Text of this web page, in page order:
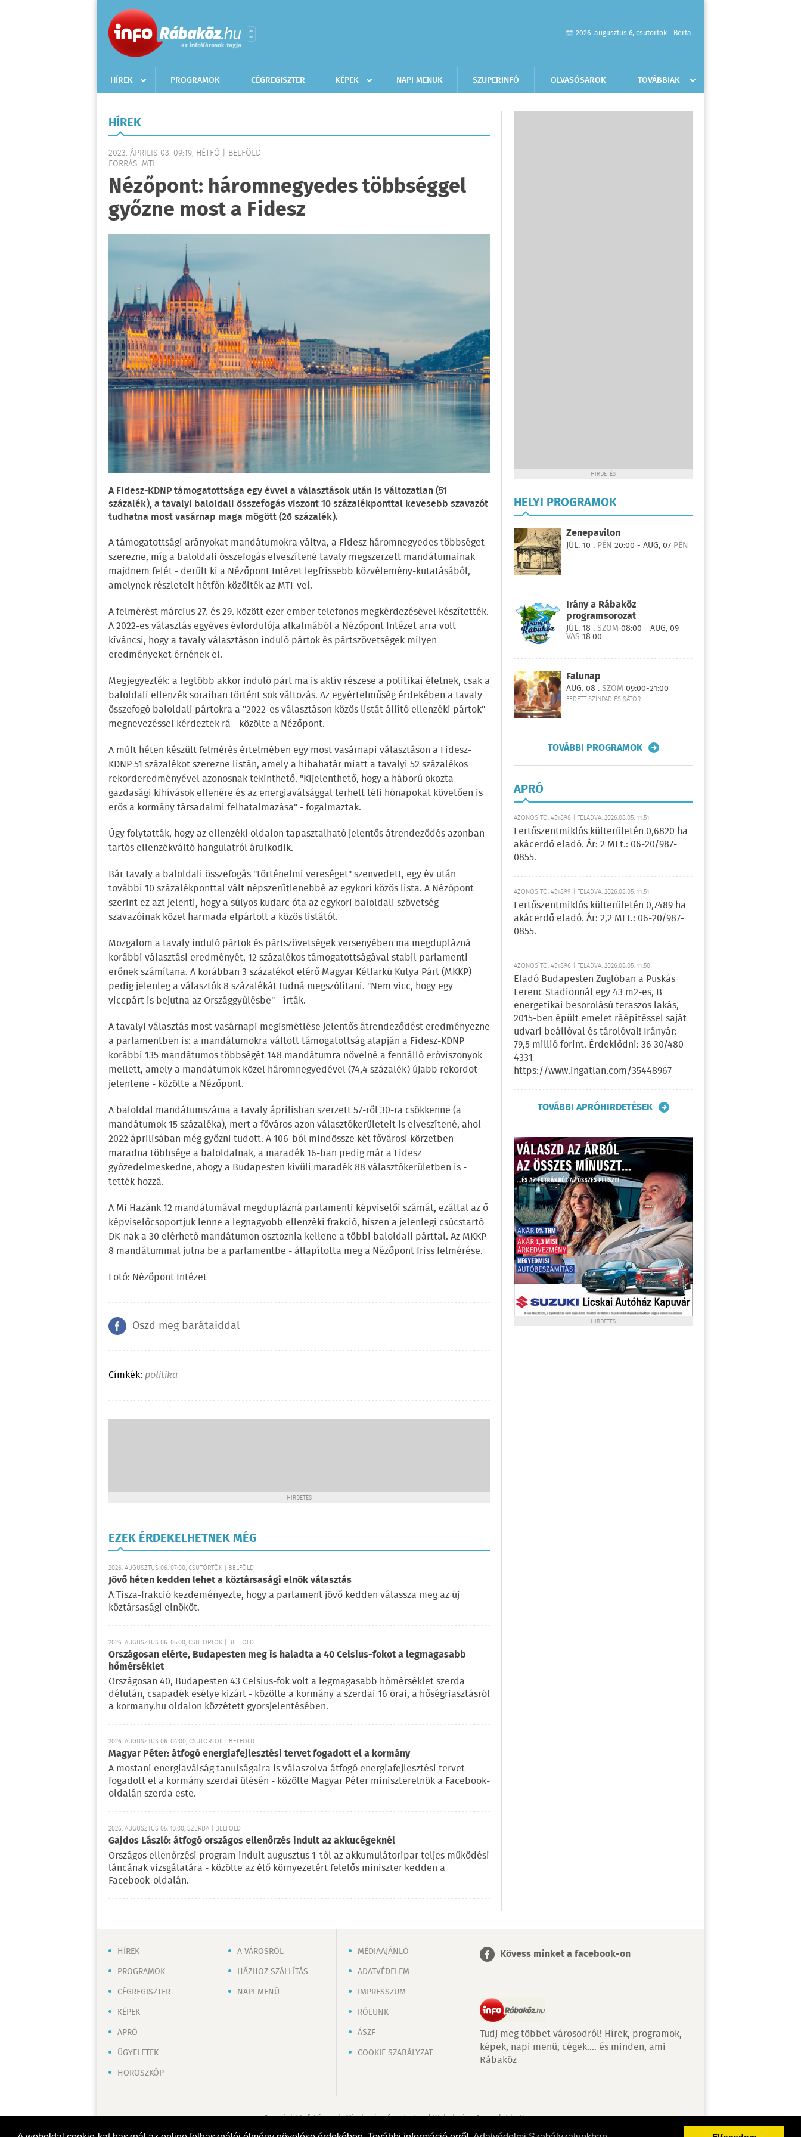
2026. augusztus 6, csütörtök - Berta
HÍREK PROGRAMOK CÉGREGISZTER KÉPEK NAPI MENÜK SZUPERINFÓ OLVASÓSAROK TOVÁBBIAK
HÍREK
2023. ÁPRILIS 03. 09:19, HÉTFŐ | BELFÖLD
FORRÁS: MTI
Nézőpont: háromnegyedes többséggel
győzne most a Fidesz
A Fidesz-KDNP támogatottsága egy évvel a választások után is változatlan (51
százalék), a tavalyi baloldali összefogás viszont 10 százalékponttal kevesebb szavazót
tudhatna most vasárnap maga mögött (26 százalék).
A támogatottsági arányokat mandátumokra váltva, a Fidesz háromnegyedes többséget
szerezne, míg a baloldali összefogás elveszítené tavaly megszerzett mandátumainak
majdnem felét - derült ki a Nézőpont Intézet legfrissebb közvélemény-kutatásából,
amelynek részleteit hétfőn közölték az MTI-vel.
A felmérést március 27. és 29. között ezer ember telefonos megkérdezésével készítették.
A 2022-es választás egyéves évfordulója alkalmából a Nézőpont Intézet arra volt
kíváncsi, hogy a tavaly választáson induló pártok és pártszövetségek milyen
eredményeket érnének el.
Megjegyezték: a legtöbb akkor induló párt ma is aktív részese a politikai életnek, csak a
baloldali ellenzék soraiban történt sok változás. Az egyértelműség érdekében a tavaly
összefogó baloldali pártokra a "2022-es választáson közös listát állító ellenzéki pártok"
megnevezéssel kérdeztek rá - közölte a Nézőpont.
A múlt héten készült felmérés értelmében egy most vasárnapi választáson a Fidesz-
KDNP 51 százalékot szerezne listán, amely a hibahatár miatt a tavalyi 52 százalékos
rekorderedményével azonosnak tekinthető. "Kijelenthető, hogy a háború okozta
gazdasági kihívások ellenére és az energiaválsággal terhelt téli hónapokat követően is
erős a kormány társadalmi felhatalmazása" - fogalmaztak.
Úgy folytatták, hogy az ellenzéki oldalon tapasztalható jelentős átrendeződés azonban
tartós ellenzékváltó hangulatról árulkodik.
Bár tavaly a baloldali összefogás "történelmi vereséget" szenvedett, egy év után
további 10 százalékponttal vált népszerűtlenebbé az egykori közös lista. A Nézőpont
szerint ez azt jelenti, hogy a súlyos kudarc óta az egykori baloldali szövetség
szavazóinak közel harmada elpártolt a közös listától.
Mozgalom a tavaly induló pártok és pártszövetségek versenyében ma megduplázná
korábbi választási eredményét, 12 százalékos támogatottságával stabil parlamenti
erőnek számítana. A korábban 3 százalékot elérő Magyar Kétfarkú Kutya Párt (MKKP)
pedig jelenleg a választók 8 százalékát tudná megszólítani. "Nem vicc, hogy egy
viccpárt is bejutna az Országgyűlésbe" - írták.
A tavalyi választás most vasárnapi megismétlése jelentős átrendeződést eredményezne
a parlamentben is: a mandátumokra váltott támogatottság alapján a Fidesz-KDNP
korábbi 135 mandátumos többségét 148 mandátumra növelné a fennálló erőviszonyok
mellett, amely a mandátumok közel háromnegyedével (74,4 százalék) újabb rekordot
jelentene - közölte a Nézőpont.
A baloldal mandátumszáma a tavaly áprilisban szerzett 57-ről 30-ra csökkenne (a
mandátumok 15 százaléka), mert a főváros azon választókerületeit is elveszítené, ahol
2022 áprilisában még győzni tudott. A 106-ból mindössze két fővárosi körzetben
maradna többsége a baloldalnak, a maradék 16-ban pedig már a Fidesz
győzedelmeskedne, ahogy a Budapesten kívüli maradék 88 választókerületben is -
tették hozzá.
A Mi Hazánk 12 mandátumával megduplázná parlamenti képviselői számát, ezáltal az ő
képviselőcsoportjuk lenne a legnagyobb ellenzéki frakció, hiszen a jelenlegi csúcstartó
DK-nak a 30 elérhető mandátumon osztoznia kellene a többi baloldali párttal. Az MKKP
8 mandátummal jutna be a parlamentbe - állapította meg a Nézőpont friss felmérése.
Fotó: Nézőpont Intézet
Oszd meg barátaiddal
Címkék: politika
HIRDETÉS
EZEK ÉRDEKELHETNEK MÉG
2026. AUGUSZTUS 06. 07:00, CSÜTÖRTÖK | BELFÖLD
Jövő héten kedden lehet a köztársasági elnök választás
A Tisza-frakció kezdeményezte, hogy a parlament jövő kedden válassza meg az új
köztársasági elnököt.
2026. AUGUSZTUS 06. 05:00, CSÜTÖRTÖK | BELFÖLD
Országosan elérte, Budapesten meg is haladta a 40 Celsius-fokot a legmagasabb
hőmérséklet
Országosan 40, Budapesten 43 Celsius-fok volt a legmagasabb hőmérséklet szerda
délután, csapadék esélye kizárt - közölte a kormány a szerdai 16 órai, a hőségriasztásról
a kormany.hu oldalon közzétett gyorsjelentésében.
2026. AUGUSZTUS 06. 04:00, CSÜTÖRTÖK | BELFÖLD
Magyar Péter: átfogó energiafejlesztési tervet fogadott el a kormány
A mostani energiaválság tanulságaira is válaszolva átfogó energiafejlesztési tervet
fogadott el a kormány szerdai ülésén - közölte Magyar Péter miniszterelnök a Facebook-
oldalán szerda este.
2026. AUGUSZTUS 05. 13:00, SZERDA | BELFÖLD
Gajdos László: átfogó országos ellenőrzés indult az akkucégeknél
Országos ellenőrzési program indult augusztus 1-től az akkumulátoripar teljes működési
láncának vizsgálatára - közölte az élő környezetért felelős miniszter kedden a
Facebook-oldalán.
HIRDETÉS
HELYI PROGRAMOK
Zenepavilon
JÚL. 10 . PÉN 20:00 - AUG, 07 PÉN
Irány a Rábaköz
programsorozat
JÚL. 18 .SZOM 08:00 - AUG, 09
VAS 18:00
Falunap
AUG. 08 .SZOM 09:00-21:00
FEDETT SZÍNPAD ÉS SÁTOR
TOVÁBBI PROGRAMOK
APRÓ
AZONOSÍTÓ: 451898 | FELADVA: 2026.08.05, 11:51
Fertőszentmiklós külterületén 0,6820 ha
akácerdő eladó. Ár: 2 MFt.: 06-20/987-
0855.
AZONOSÍTÓ: 451899 | FELADVA: 2026.08.05, 11:51
Fertőszentmiklós külterületén 0,7489 ha
akácerdő eladó. Ár: 2,2 MFt.: 06-20/987-
0855.
AZONOSÍTÓ: 451896 | FELADVA: 2026.08.05, 11:50
Eladó Budapesten Zuglóban a Puskás
Ferenc Stadionnál egy 43 m2-es, B
energetikai besorolású teraszos lakás,
2015-ben épült emelet ráépítéssel saját
udvari beállóval és tárolóval! Irányár:
79,5 millió forint. Érdeklődni: 36 30/480-
4331
https://www.ingatlan.com/35448967
TOVÁBBI APRÓHIRDETÉSEK
HIRDETÉS
HÍREK
PROGRAMOK
CÉGREGISZTER
KÉPEK
APRÓ
ÜGYELETEK
HOROSZKÓP
A VÁROSRÓL
HÁZHOZ SZÁLLÍTÁS
NAPI MENÜ
MÉDIAAJÁNLÓ
ADATVÉDELEM
IMPRESSZUM
RÓLUNK
ÁSZF
COOKIE SZABÁLYZAT
Kövess minket a facebook-on
Tudj meg többet városodról! Hírek, programok,
képek, napi menü, cégek…. és minden, ami
Rábaköz
Copyright InfoVárosok. Minden jog fenntartva. | Web design & arculat byVoov